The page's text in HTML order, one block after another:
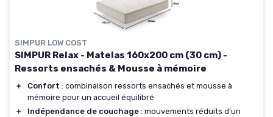
SIMPUR LOW COST
SIMPUR Relax - Matelas 160x200 cm (30 cm) -
Ressorts ensachés & Mousse à mémoire
＋ Confort : combinaison ressorts ensachés et mousse à
mémoire pour un accueil équilibré
＋
Indépendance de couchage : mouvements réduits d’un